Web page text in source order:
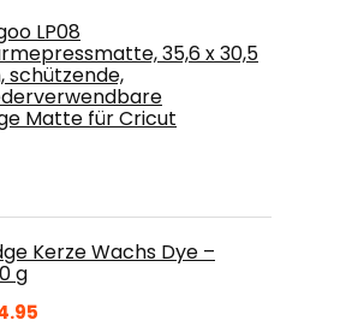
LP08
35,6 x 30,5
schützende,
Matte für Cricut
Kerze Wachs Dye –
g